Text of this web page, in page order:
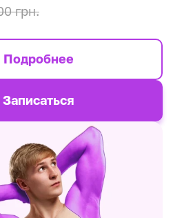
грн.
Подробнее
Записаться